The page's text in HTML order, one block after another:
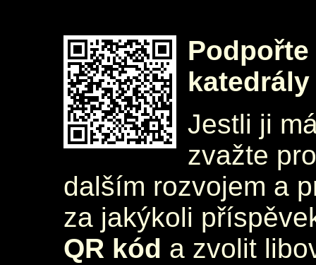
katedrály
Jestli ji
zvažte
dalším rozvojem a
za jakýkoli
QR kód a zvolit